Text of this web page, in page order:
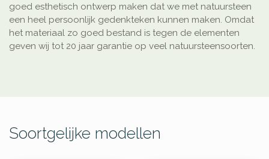
goed esthetisch ontwerp maken dat we met natuursteen
een heel persoonlijk gedenkteken kunnen maken. Omdat
het materiaal zo goed bestand is tegen de elementen
geven wij tot 20 jaar garantie op veel natuursteensoorten.
Soortgelijke modellen